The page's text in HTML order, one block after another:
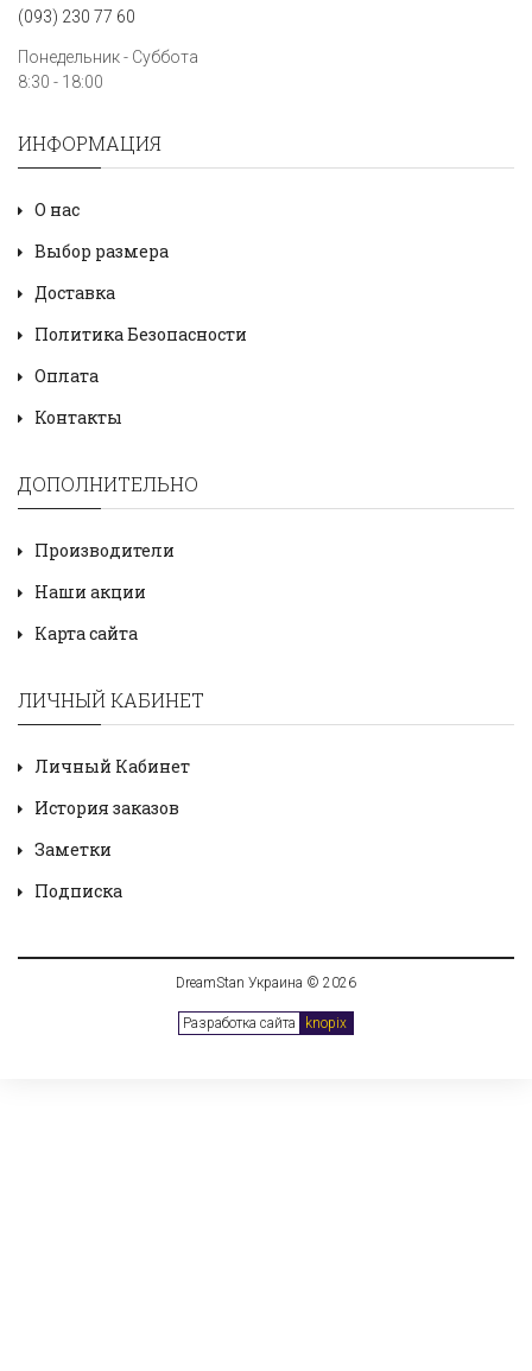
(093) 230 77 60
Понедельник - Суббота
8:30 - 18:00
ИНФОРМАЦИЯ
О нас
Выбор размера
Доставка
Политика Безопасности
Оплата
Контакты
ДОПОЛНИТЕЛЬНО
Производители
Наши акции
Карта сайта
ЛИЧНЫЙ КАБИНЕТ
Личный Кабинет
История заказов
Заметки
Подписка
DreamStan Украина © 2026
Разработка сайта knopix